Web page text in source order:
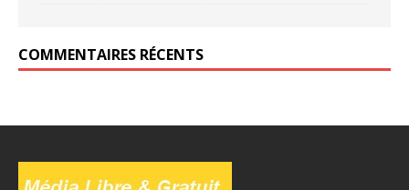
COMMENTAIRES RÉCENTS